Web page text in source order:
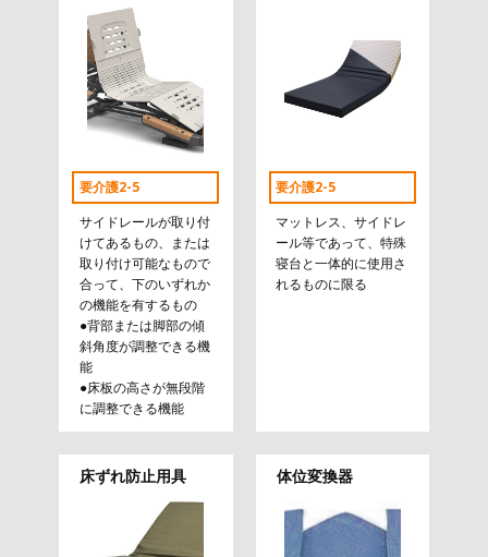
要介護2-5
サイドレールが取り付
けてあるもの、または
取り付け可能なもので
合って、下のいずれか
の機能を有するもの
●背部または脚部の傾
斜角度が調整できる機
能
●床板の高さが無段階
に調整できる機能
要介護2-5
マットレス、サイドレ
ール等であって、特殊
寝台と一体的に使用さ
れるものに限る
床ずれ防止用具 体位変換器